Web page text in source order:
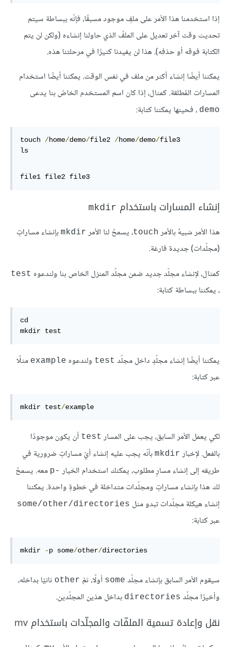
إذا استخدمنا هذا الأمر على ملفٍ موجود مسبقًا، فإنّه ببساطة سيتم
تحديث وقت آخر تعديل على الملفّ الذي حاولنا إنشاءه (ولكن لن يتم
الكتابة فوقه أو حذفه). هذا لن يفيدنا كثيرًا في مرحلتنا هذه.
يمكننا أيضًا إنشاء أكثر من ملف في نفس الوقت. يمكننا أيضًا استخدام
المسارات المُطلقة. كمثال، إذا كان اسم المستخدم الخاصّ بنا يدعى
demo ، فحينها يمكننا كتابة:
touch /home/demo/file2 /home/demo/file3
ls
file1 file2 file3
إنشاء المسارات باستخدام mkdir
هذا الأمر شبيهٌ بالأمر touch، يسمحُ لنا الأمر mkdir بإنشاء مساراتٍ
(مجلّدات) جديدة فارغة.
كمثال، لإنشاء مجلّد جديد ضمن مجلّد المنزل الخاص بنا ولندعوه test
، يمكننا ببساطة كتابة:
cd
mkdir test
يمكننا أيضًا إنشاء مجلّدٍ داخل مجلّد test ولندعوه example مثلًا
عبر كتابة:
mkdir test/example
لكي يعمل الأمر السابق، يجب على المسار test أن يكون موجودًا
بالفعل. لإخبار mkdir بأنّه يجب عليه إنشاء أيّ مساراتٍ ضرورية في
طريقه إلى إنشاء مسارٍ مطلوب، يمكنك استخدام الخيار -p
معه. يسمحُ
لك هذا بإنشاء مساراتٍ ومجلّدات متداخلة في خطوةٍ واحدة. يمكننا
إنشاء هيكلة مجلّدات تبدو مثل some/other/directories
عبر كتابة:
mkdir -p some/other/directories
سيقوم الأمر السابق بإنشاء مجلّد some أولًا، ثمّ other ثانيًا بداخله،
وأخيرًا مجلّد directories بداخل هذين المجلّدين.
نقل وإعادة تسمية الملفّات والمجلّدات باستخدام mv